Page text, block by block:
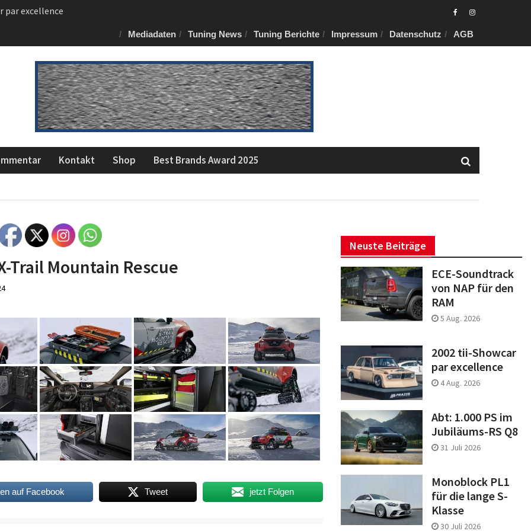
RS Q8
Eurotuner
Facebook
Eurotuner
Instagram
Mediadaten Tuning News Tuning Berichte Impressum Datenschutz AGB
Kontakt Shop Best Brands Award 2025
Trail Mountain Rescue
auf Facebook Tweet jetzt Folgen
Neuste Beiträge
ECE-Soundtrack
von NAP für den
RAM
5 Aug. 2026
2002 tii-Showcar
par excellence
4 Aug. 2026
Abt: 1.000 PS im
Jubiläums-RS Q8
31 Juli 2026
Monoblock PL1
für die lange S-
Klasse
30 Juli 2026